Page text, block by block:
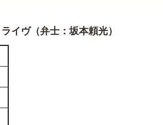
イヴ（弁士：坂本頼光）